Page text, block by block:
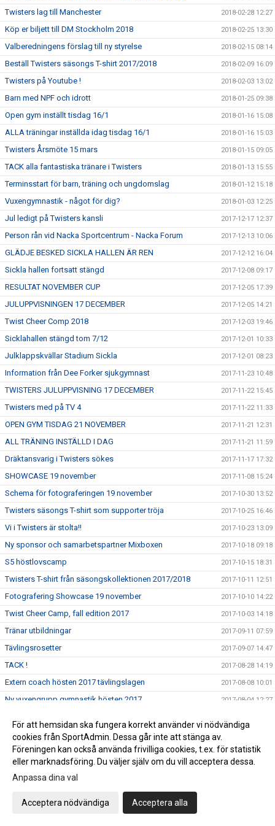
Twisters lag till Manchester 2018-02-28 12:27
Köp er biljett till DM Stockholm 2018 2018-02-25 13:30
Valberedningens förslag till ny styrelse 2018-02-15 08:14
Beställ Twisters säsongs T-shirt 2017/2018 2018-02-09 16:09
Twisters på Youtube ! 2018-02-03 13:02
Barn med NPF och idrott 2018-01-25 09:38
Open gym inställt tisdag 16/1 2018-01-16 15:08
ALLA träningar inställda idag tisdag 16/1 2018-01-16 15:03
Twisters Årsmöte 15 mars 2018-01-15 09:05
TACK alla fantastiska tränare i Twisters 2018-01-13 15:55
Terminsstart för barn, träning och ungdomslag 2018-01-12 15:18
Vuxengymnastik - något för dig? 2018-01-03 12:25
Jul ledigt på Twisters kansli 2017-12-17 12:37
Person rån vid Nacka Sportcentrum - Nacka Forum 2017-12-13 10:06
GLÄDJE BESKED SICKLA HALLEN ÄR REN 2017-12-12 16:04
Sickla hallen fortsatt stängd 2017-12-08 09:17
RESULTAT NOVEMBER CUP 2017-12-05 17:39
JULUPPVISNINGEN 17 DECEMBER 2017-12-05 14:21
Twist Cheer Comp 2018 2017-12-03 19:46
Sicklahallen stängd tom 7/12 2017-12-01 10:33
Julklappskvällar Stadium Sickla 2017-12-01 08:23
Information från Dee Forker sjukgymnast 2017-11-23 10:48
TWISTERS JULUPPVISNING 17 DECEMBER 2017-11-22 15:45
Twisters med på TV 4 2017-11-22 11:33
OPEN GYM TISDAG 21 NOVEMBER 2017-11-21 12:31
ALL TRÄNING INSTÄLLD I DAG 2017-11-21 11:59
Dräktansvarig i Twisters sökes 2017-11-17 17:32
SHOWCASE 19 november 2017-11-08 15:24
Schema för fotograferingen 19 november 2017-10-30 13:52
Twisters säsongs T-shirt som supporter tröja 2017-10-25 16:46
Vi i Twisters är stolta!! 2017-10-23 13:09
Ny sponsor och samarbetspartner Mixboxen 2017-10-18 09:18
S5 höstlovscamp 2017-10-15 18:31
Twisters T-shirt från säsongskollektionen 2017/2018 2017-10-11 12:51
Fotografering Showcase 19 november 2017-10-10 14:22
Twist Cheer Camp, fall edition 2017 2017-10-03 14:18
Tränar utbildningar 2017-09-11 07:59
Tävlingsrosetter 2017-09-07 14:47
TACK ! 2017-08-28 14:19
Extern coach hösten 2017 tävlingslagen 2017-08-08 10:01
Ny vuxengrupp gymnastik hösten 2017 2017-08-04 12:27
Tumbling clinic med Lynn Perry
Ungdomslag nästa säsong 2017-07-05 21:18
Tryout och Provträning i Augusti
GLAD MIDSOMMAR !
Nytt ungdomslag gymnastik from hösten 2017
För att hemsidan ska fungera korrekt använder vi nödvändiga
cookies från SportAdmin. Dessa går inte att stänga av.
Föreningen kan också använda frivilliga cookies, t.ex. för statistik
eller marknadsföring. Du väljer själv om du vill acceptera dessa.
Anpassa dina val
Acceptera nödvändiga Acceptera alla